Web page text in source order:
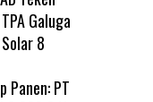
Galuga
8
Panen: PT